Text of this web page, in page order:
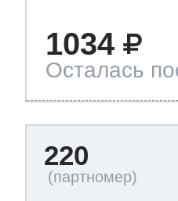
1034
Осталась
220